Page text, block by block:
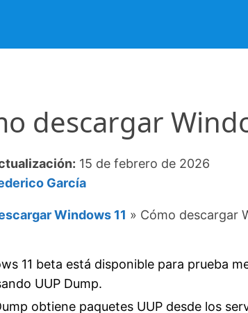
descargar
15 de febrero de 2026
García
Windows 11 » Cómo descargar
11 beta está disponible para prueba
UUP Dump.
obtiene paquetes UUP desde los